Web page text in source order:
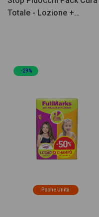
Totale - Lozione +
-29%
Poche Unità